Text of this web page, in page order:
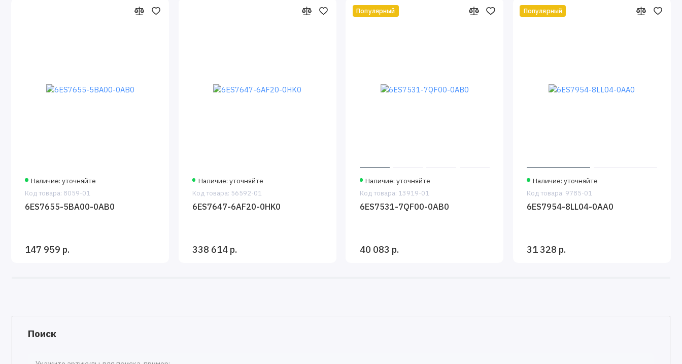
Наличие: уточняйте
Код товара: 8059-01
6ES7655-5BA00-0AB0
147 959 р.
Наличие: уточняйте
Код товара: 56592-01
6ES7647-6AF20-0HK0
338 614 р.
Популярный
Наличие: уточняйте
Код товара: 13919-01
6ES7531-7QF00-0AB0
40 083 р.
Популярный
Наличие: уточняйте
Код товара: 9785-01
6ES7954-8LL04-0AA0
31 328 р.
Поиск